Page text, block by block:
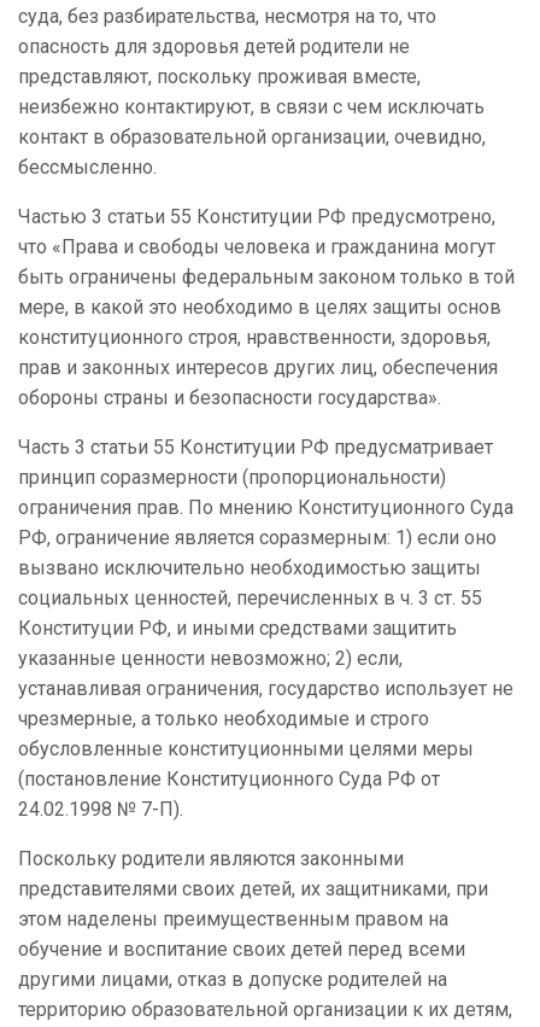
суда, без разбирательства, несмотря на то, что
опасность для здоровья детей родители не
представляют, поскольку проживая вместе,
неизбежно контактируют, в связи с чем исключать
контакт в образовательной организации, очевидно,
бессмысленно.
Частью 3 статьи 55 Конституции РФ предусмотрено,
что «Права и свободы человека и гражданина могут
быть ограничены федеральным законом только в той
мере, в какой это необходимо в целях защиты основ
конституционного строя, нравственности, здоровья,
прав и законных интересов других лиц, обеспечения
обороны страны и безопасности государства».
Часть 3 статьи 55 Конституции РФ предусматривает
принцип соразмерности (пропорциональности)
ограничения прав. По мнению Конституционного Суда
РФ, ограничение является соразмерным: 1) если оно
вызвано исключительно необходимостью защиты
социальных ценностей, перечисленных в ч. 3 ст. 55
Конституции РФ, и иными средствами защитить
указанные ценности невозможно; 2) если,
устанавливая ограничения, государство использует не
чрезмерные, а только необходимые и строго
обусловленные конституционными целями меры
(постановление Конституционного Суда РФ от
24.02.1998 № 7-П).
Поскольку родители являются законными
представителями своих детей, их защитниками, при
этом наделены преимущественным правом на
обучение и воспитание своих детей перед всеми
другими лицами, отказ в допуске родителей на
территорию образовательной организации к их детям,